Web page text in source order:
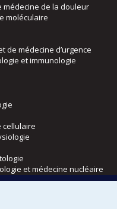
médecine de la douleur
moléculaire
de médecine d’urgence
et immunologie
cellulaire
et médecine nucléaire